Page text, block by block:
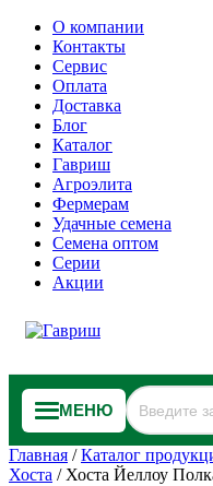
О компании
Контакты
Сервис
Оплата
Доставка
Блог
Каталог
Гавриш
Агроэлита
Фермерам
Удачные семена
Семена оптом
Серии
Акции
МЕНЮ
Главная /Каталог
Хоста / Хоста Йеллоу